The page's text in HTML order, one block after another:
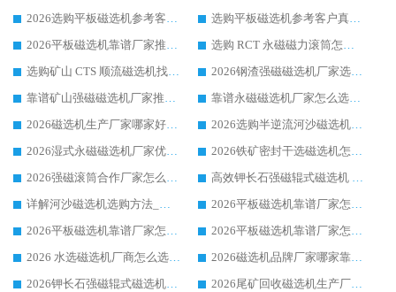
2026选购平板磁选机参考客户真实体验，华体会手机网页版-华体会(中国) 厂家行业口碑排名前列
选购平板磁选机参考客户真实体验，华体会手机网页版-华体会(中国) 厂家依托行业口碑收获大量客户认可
2026平板磁选机靠谱厂家推荐_ 华体会手机网页版-华体会(中国) 凭借良好口碑获得众多客户认可
选购 RCT 永磁磁力滚筒怎么选?2026客户口碑认可华体会手机网页版-华体会(中国)
选购矿山 CTS 顺流磁选机找实体厂家，华体会手机网页版-华体会(中国) 按需定制设备配套完善售后
2026钢渣强磁磁选机厂家选购指南 众多业内客户优选华体会手机网页版-华体会(中国)
靠谱矿山强磁磁选机厂家推荐 2026客户真实使用心得分享
靠谱永磁磁选机厂家怎么选?福建客户真实体验分享华体会手机网页版-华体会(中国) 品牌
2026磁选机生产厂家哪家好?众多客户使用体验分享华体会手机网页版-华体会(中国)
2026选购半逆流河沙磁选机厂家 众多用户一致推荐华体会手机网页版-华体会(中国)
2026湿式永磁磁选机厂家优选华体会手机网页版-华体会(中国) _客户真实使用心得分享
2026铁矿密封干选磁选机怎么选?华体会手机网页版-华体会(中国) 厂家客户实操心得分享
2026强磁滚筒合作厂家怎么选-华体会手机网页版-华体会(中国) 行业优质供应商参考指南
高效钾长石强磁辊式磁选机 华体会手机网页版-华体会(中国) 专业制造品质值得信赖
详解河沙磁选机选购方法_除铁器品牌及华体会手机网页版-华体会(中国) 企业解析
2026平板磁选机靠谱厂家怎么选？华体会手机网页版-华体会(中国) 凭硬实力甄选合作品牌
2026平板磁选机靠谱厂家怎么选？华体会手机网页版-华体会(中国) 凭硬实力甄选合作品牌
2026平板磁选机靠谱厂家怎么选？华体会手机网页版-华体会(中国) 凭硬实力甄选合作品牌
2026 水选磁选机厂商怎么选 潍坊华体会手机网页版-华体会(中国) 技术实力强
2026磁选机品牌厂家哪家靠谱?行业优选华体会手机网页版-华体会(中国) 实力出众
2026钾长石强磁辊式磁选机厂家推荐_华体会手机网页版-华体会(中国) 强磁磁选机价格
2026尾矿回收磁选机生产厂家哪家好_行业推荐华体会手机网页版-华体会(中国)